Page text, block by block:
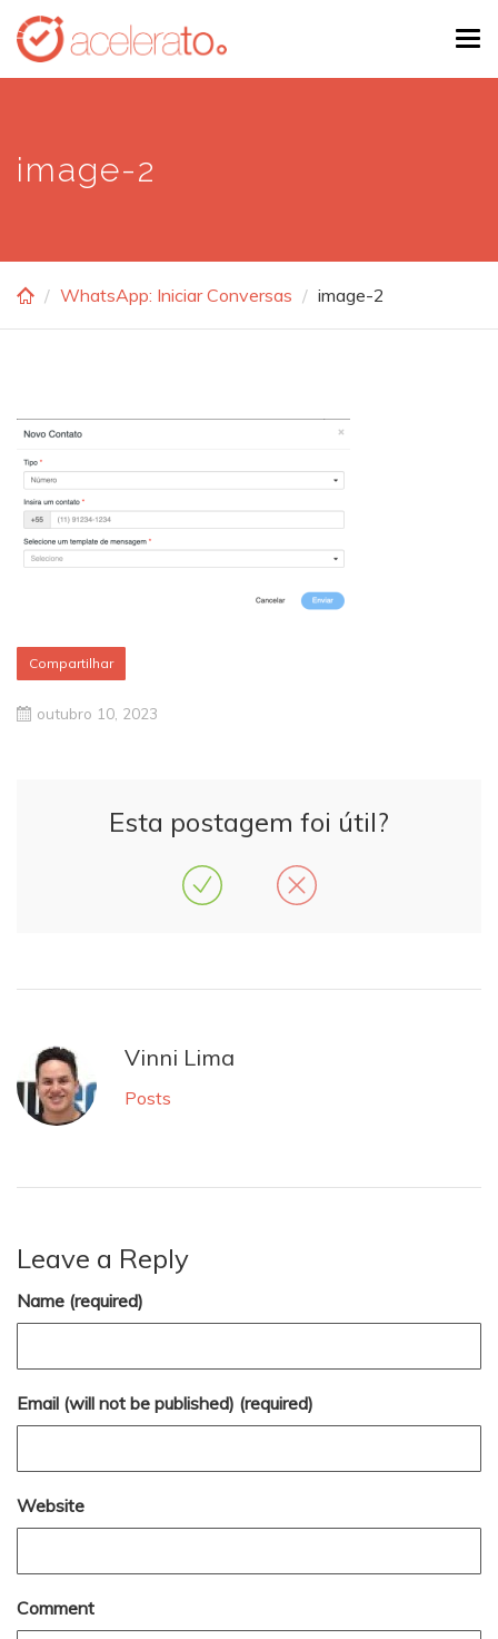
Skip
main
image-2
WhatsApp: Iniciar Conversas image-2
Compartilhar
outubro 10, 2023
Esta postagem foi útil?
Vinni Lima
Posts
Leave a Reply
Name (required)
Email (will not be published) (required)
Website
Comment